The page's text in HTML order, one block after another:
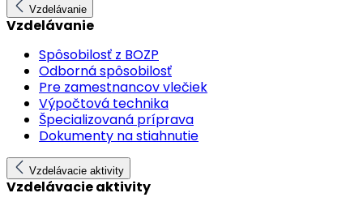
Vzdelávanie
Vzdelávanie
Spôsobilosť z BOZP
Odborná spôsobilosť
Pre zamestnancov vlečiek
Výpočtová technika
Špecializovaná príprava
Dokumenty na stiahnutie
Vzdelávacie aktivity
Vzdelávacie aktivity